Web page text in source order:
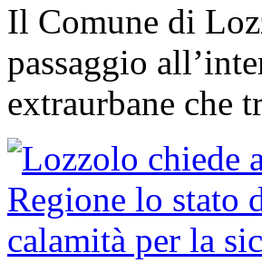
Il Comune di
passaggio
extraurbane che